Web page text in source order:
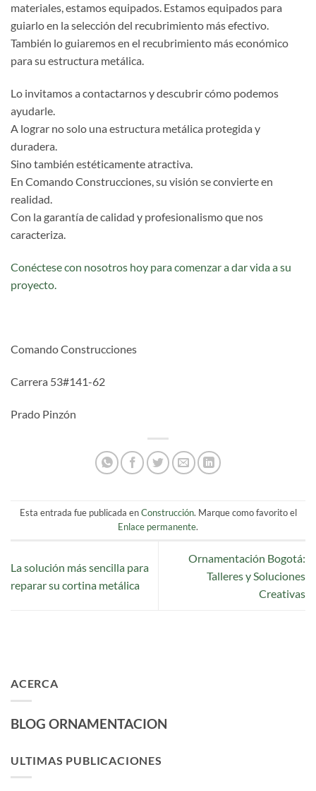
materiales, estamos equipados. Estamos equipados para
guiarlo en la selección del recubrimiento más efectivo.
También lo guiaremos en el recubrimiento más económico
para su estructura metálica.
Lo invitamos a contactarnos y descubrir cómo podemos
ayudarle.
A lograr no solo una estructura metálica protegida y
duradera.
Sino también estéticamente atractiva.
En Comando Construcciones, su visión se convierte en
realidad.
Con la garantía de calidad y profesionalismo que nos
caracteriza.
Conéctese con nosotros hoy para comenzar a dar vida a su
proyecto.
Comando Construcciones
Carrera 53#141-62
Prado Pinzón
Esta entrada fue publicada enConstrucción. Marque como favorito el
Enlace permanente.
La solución más sencilla para
reparar su cortina metálica
Ornamentación Bogotá:
Talleres y Soluciones
Creativas
ACERCA
BLOG ORNAMENTACION
ULTIMAS PUBLICACIONES